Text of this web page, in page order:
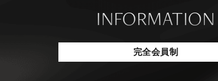
INFORMATION
完全会員制